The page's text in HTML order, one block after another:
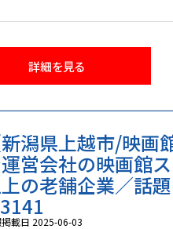
詳細を見る
新潟県上越市/映画
営会社の映画館
の老舗企業／話
載日 2025-06-03